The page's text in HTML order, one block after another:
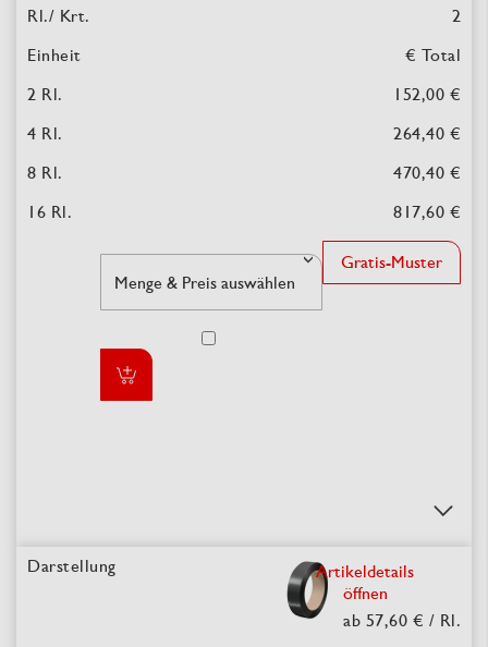
2
€ Total
152,00 €
264,40 €
470,40 €
817,60 €
Gratis-Muster
Artikeldetails
öffnen
ab 57,60 € / Rl.